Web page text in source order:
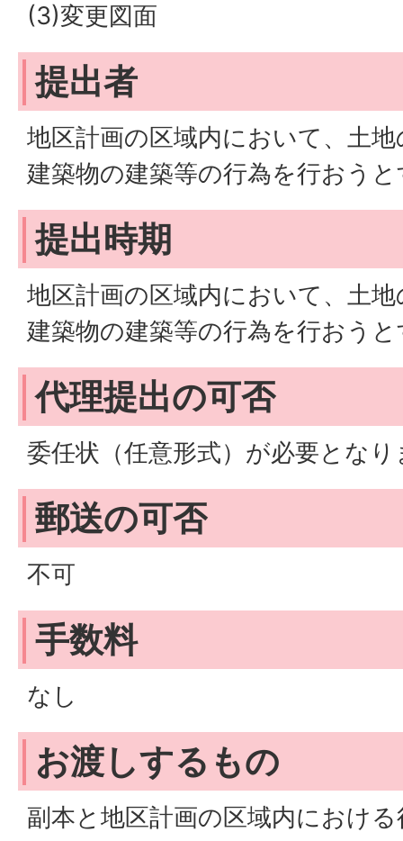
(3)変更図面
提出者
地区計画の区域内において、土
建築物の建築等の行為を行おう
提出時期
地区計画の区域内において、土
建築物の建築等の行為を行おう
代理提出の可否
委任状（任意形式）が必要となり
郵送の可否
不可
手数料
なし
お渡しするもの
副本と地区計画の区域内におけ